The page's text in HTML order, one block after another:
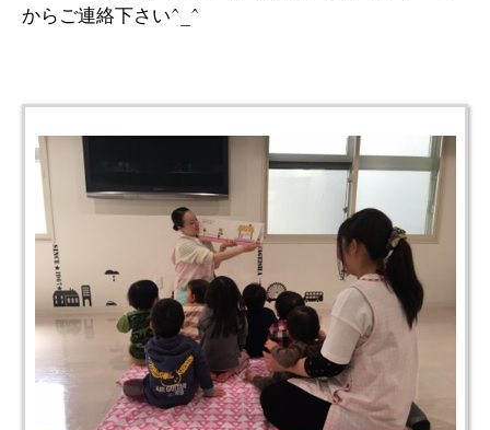
からご連絡下さい^_^